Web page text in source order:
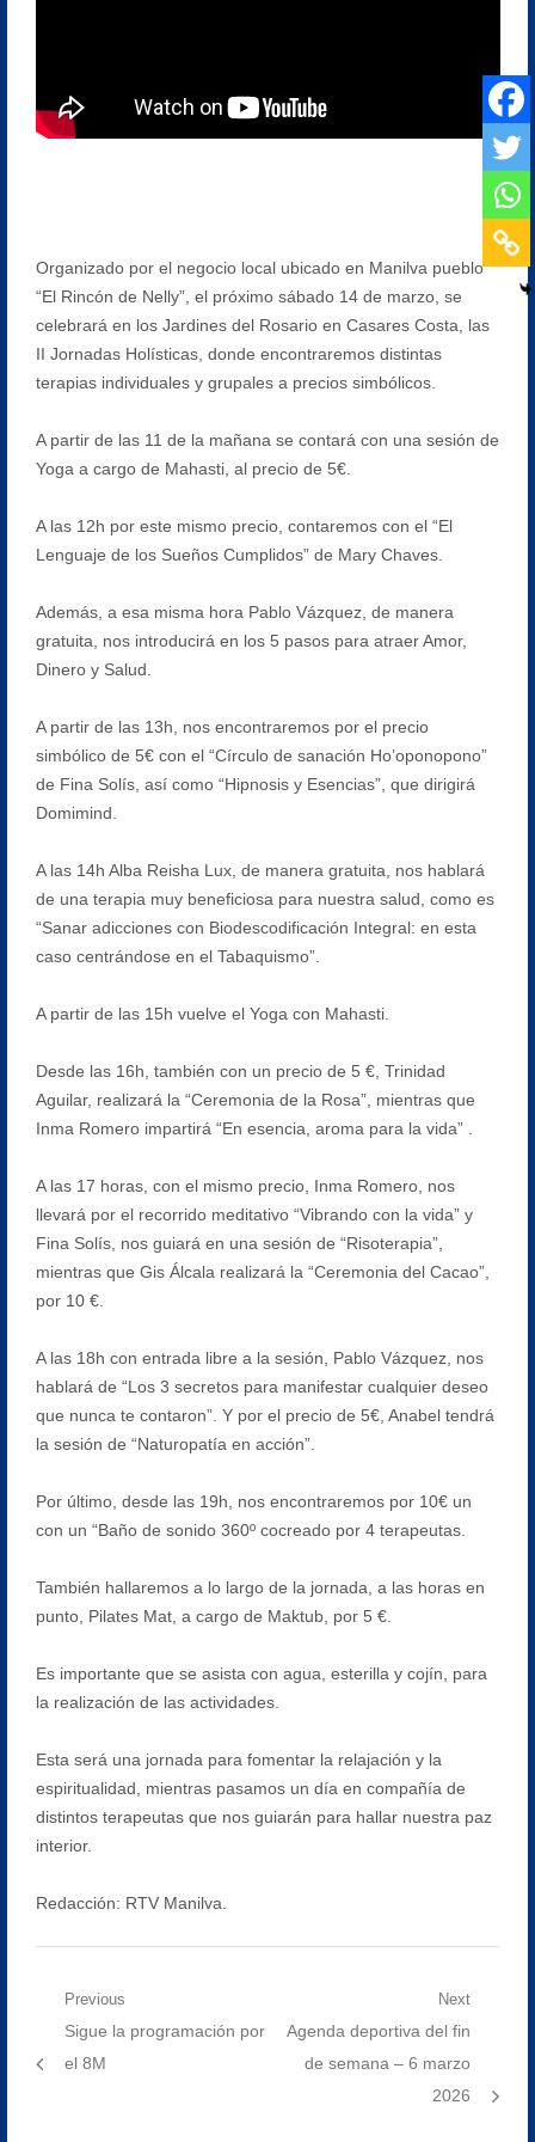
Organizado por el negocio local ubicado en Manilva pueblo
“El Rincón de Nelly”, el próximo sábado 14 de marzo, se
celebrará en los Jardines del Rosario en Casares Costa, las
II Jornadas Holísticas, donde encontraremos distintas
terapias individuales y grupales a precios simbólicos.
A partir de las 11 de la mañana se contará con una sesión de
Yoga a cargo de Mahasti, al precio de 5€.
A las 12h por este mismo precio, contaremos con el “El
Lenguaje de los Sueños Cumplidos” de Mary Chaves.
Además, a esa misma hora Pablo Vázquez, de manera
gratuita, nos introducirá en los 5 pasos para atraer Amor,
Dinero y Salud.
A partir de las 13h, nos encontraremos por el precio
simbólico de 5€ con el “Círculo de sanación Ho’oponopono”
de Fina Solís, así como “Hipnosis y Esencias”, que dirigirá
Domimind.
A las 14h Alba Reisha Lux, de manera gratuita, nos hablará
de una terapia muy beneficiosa para nuestra salud, como es
“Sanar adicciones con Biodescodificación Integral: en esta
caso centrándose en el Tabaquismo”.
A partir de las 15h vuelve el Yoga con Mahasti.
Desde las 16h, también con un precio de 5 €, Trinidad
Aguilar, realizará la “Ceremonia de la Rosa”, mientras que
Inma Romero impartirá “En esencia, aroma para la vida” .
A las 17 horas, con el mismo precio, Inma Romero, nos
llevará por el recorrido meditativo “Vibrando con la vida” y
Fina Solís, nos guiará en una sesión de “Risoterapia”,
mientras que Gis Álcala realizará la “Ceremonia del Cacao”,
por 10 €.
A las 18h con entrada libre a la sesión, Pablo Vázquez, nos
hablará de “Los 3 secretos para manifestar cualquier deseo
que nunca te contaron”. Y por el precio de 5€, Anabel tendrá
la sesión de “Naturopatía en acción”.
Por último, desde las 19h, nos encontraremos por 10€ un
con un “Baño de sonido 360º cocreado por 4 terapeutas.
También hallaremos a lo largo de la jornada, a las horas en
punto, Pilates Mat, a cargo de Maktub, por 5 €.
Es importante que se asista con agua, esterilla y cojín, para
la realización de las actividades.
Esta será una jornada para fomentar la relajación y la
espiritualidad, mientras pasamos un día en compañía de
distintos terapeutas que nos guiarán para hallar nuestra paz
interior.
Redacción: RTV Manilva.
Navegación
Previous
Previous
post:
Sigue la programación por
el 8M
Next
Next
post:
Agenda deportiva del fin
de semana – 6 marzo
2026